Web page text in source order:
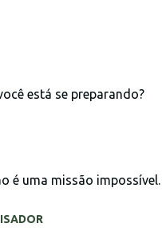
está se preparando?
uma missão